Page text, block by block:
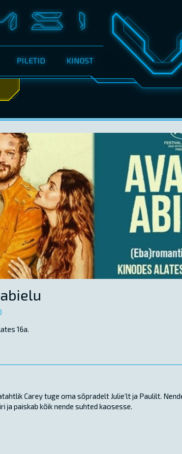
PILETID KINOST
16a.
Carey tuge oma sõpradelt Julie’lt ja Paulilt.
ja paiskab kõik nende suhted kaosesse.